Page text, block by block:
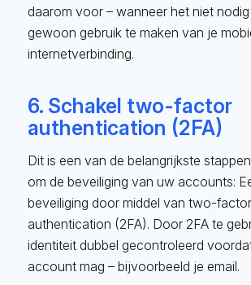
daarom voor – wanneer het niet nodig
gewoon gebruik te maken van je
internetverbinding.
6. Schakel two-factor
authentication (2FA)
Dit is een van de belangrijkste
om de beveiliging van uw accounts:
beveiliging door middel van two-factor
authentication (2FA). Door 2FA te
identiteit dubbel gecontroleerd
account mag – bijvoorbeeld je email.